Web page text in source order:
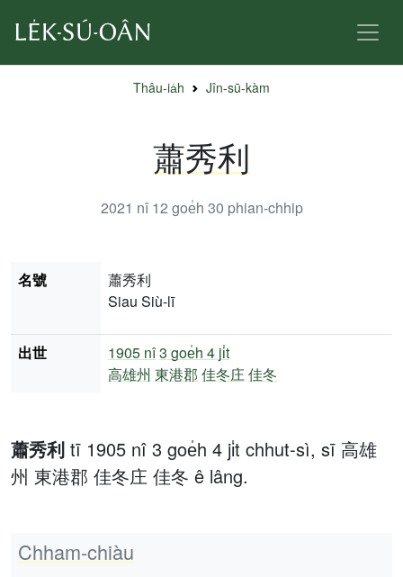
Thâu-ia̍h Jîn-sū-kàm
蕭秀利
2021 nî 12 goe̍h 30 phian-chhip
蕭秀利 tī 1905 nî 3 goe̍h 4 ji̍t chhut-sì, sī 高雄
州 東港郡 佳冬庄 佳冬 ê lâng.
Chham-chiàu
名號
蕭秀利
Siau Siù-lī
出世 1905 nî3 goe̍h 4 ji̍t
高雄州 東港郡 佳冬庄佳冬